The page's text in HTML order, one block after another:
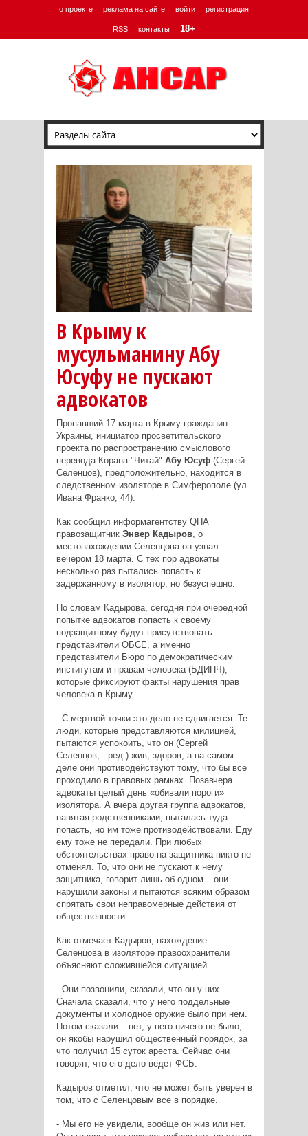
о проекте реклама на сайте войти регистрация
RSS контакты 18+
В Крыму к
мусульманину Абу
Юсуфу не пускают
адвокатов
Пропавший 17 марта в Крыму гражданин
Украины, инициатор просветительского
проекта по распространению смыслового
перевода Корана "Читай" Абу Юсуф(Сергей
Селенцов), предположительно, находится в
следственном изоляторе в Симферополе (ул.
Ивана Франко, 44).
Как сообщил информагентству QHA
правозащитник Энвер Кадыров, о
местонахождении Селенцова он узнал
вечером 18 марта. С тех пор адвокаты
несколько раз пытались попасть к
задержанному в изолятор, но безуспешно.
По словам Кадырова, сегодня при очередной
попытке адвокатов попасть к своему
подзащитному будут присутствовать
представители ОБСЕ, а именно
представители Бюро по демократическим
институтам и правам человека (БДИПЧ),
которые фиксируют факты нарушения прав
человека в Крыму.
- С мертвой точки это дело не сдвигается. Те
люди, которые представляются милицией,
пытаются успокоить, что он (Сергей
Селенцов, - ред.) жив, здоров, а на самом
деле они противодействуют тому, что бы все
проходило в правовых рамках. Позавчера
адвокаты целый день «обивали пороги»
изолятора. А вчера другая группа адвокатов,
нанятая родственниками, пыталась туда
попасть, но им тоже противодействовали. Еду
ему тоже не передали. При любых
обстоятельствах право на защитника никто не
отменял. То, что они не пускают к нему
защитника, говорит лишь об одном – они
нарушили законы и пытаются всяким образом
спрятать свои неправомерные действия от
общественности.
Как отмечает Кадыров, нахождение
Селенцова в изоляторе правоохранители
объясняют сложившейся ситуацией.
- Они позвонили, сказали, что он у них.
Сначала сказали, что у него поддельные
документы и холодное оружие было при нем.
Потом сказали – нет, у него ничего не было,
он якобы нарушил общественный порядок, за
что получил 15 суток ареста. Сейчас они
говорят, что его дело ведет ФСБ.
Кадыров отметил, что не может быть уверен в
том, что с Селенцовым все в порядке.
- Мы его не увидели, вообще он жив или нет.